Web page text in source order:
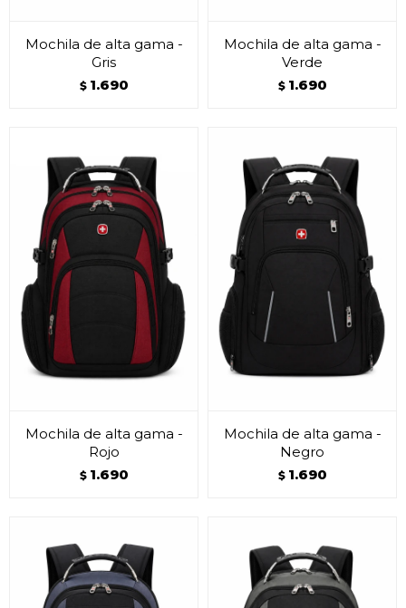
Mochila de alta gama -
Gris
$ 1.690
Mochila de alta gama -
Verde
$ 1.690
Mochila de alta gama -
Rojo
$ 1.690
Mochila de alta gama -
Negro
$ 1.690